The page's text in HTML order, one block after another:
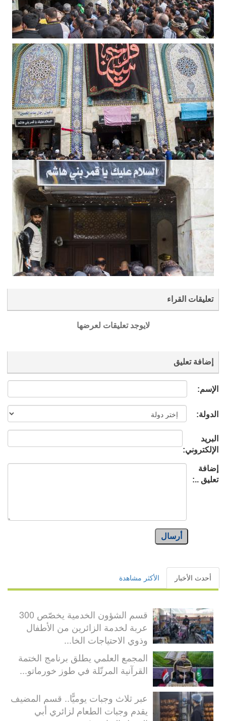
تعليقات القراء
لايوجد تعليقات لعرضها
إضافة تعليق
الإسم:
الدولة:
البريد
الإلكتروني:
إضافة
تعليق ..:
أرسال
أحدث الأخبار الأكثر مشاهدة
قسم الشؤون الخدمية يخصّص 300
عربة لخدمة الزائرين من الأطفال
وذوي الاحتياجات الخا...
المجمع العلمي يطلق برنامج الختمة
القرآنية المرتّلة في طوز خورماتو...
عبر ثلاث وجبات يوميًّا.. قسم المضيف
يقدم وجبات الطعام لزائري أبي